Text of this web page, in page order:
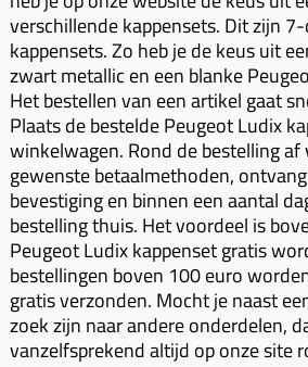
Spanningsregelaar
Toerenbegrenzer
Remlichtschakelaar
Verlichting
Led verlichting
Luchtfilter (delen)
Luchtfilter deksel
Motor blokken
Membraan (delen)
Motorblok (delen)
Pakking (sets)
Vlotterbak pakking
Powerfilter
Schakel (delen)
Km teller kabel
Kickstart deksel
Kickstartpedaal
Kickstart ronsel
Schokbrekers
Spiegels
Stuurschakelaar
Stuur (delen)
Remblokken
Kinderzitje (scooter)
Olie-onderhoudsmiddelen
Oppakbeugel
Scooter alarm
Scooterhoezen
Scooter Kleding
Crossbril
Stickers
Stuurslot
verschillende kappensets. Dit zijn
kappensets. Zo heb je de keus uit
zwart metallic en een blanke
Het bestellen van een artikel gaat
Plaats de bestelde Peugeot Ludix
winkelwagen. Rond de bestelling af
gewenste betaalmethoden,
bevestiging en binnen een aantal
bestelling thuis. Het voordeel is
Peugeot Ludix kappenset gratis
bestellingen boven 100 euro
gratis verzonden. Mocht je naast
zoek zijn naar andere onderdelen,
vanzelfsprekend altijd op onze site